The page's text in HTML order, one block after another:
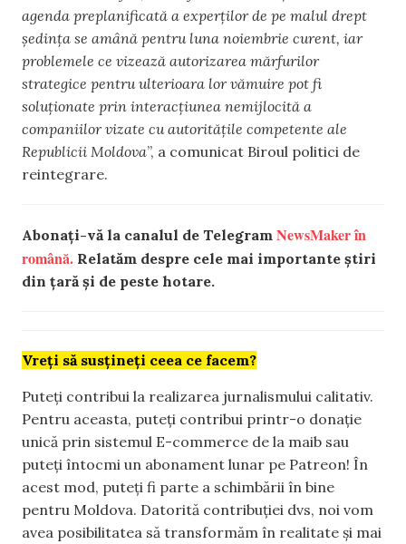
agenda preplanificată a experților de pe malul drept
ședința se amână pentru luna noiembrie curent, iar
problemele ce vizează autorizarea mărfurilor
strategice pentru ulterioara lor vămuire pot fi
soluționate prin interacțiunea nemijlocită a
companiilor vizate cu autoritățile competente ale
Republicii Moldova”, a comunicat Biroul politici de
reintegrare.
Abonați-vă la canalul de Telegram NewsMaker în
română. Relatăm despre cele mai importante știri
din țară și de peste hotare.
Vreți să susțineți ceea ce facem?
Puteți contribui la realizarea jurnalismului calitativ.
Pentru aceasta, puteți contribui printr-o donație
unică prin sistemul E-commerce de la maib sau
puteți întocmi un abonament lunar pe Patreon! În
acest mod, puteți fi parte a schimbării în bine
pentru Moldova. Datorită contribuției dvs, noi vom
avea posibilitatea să transformăm în realitate și mai